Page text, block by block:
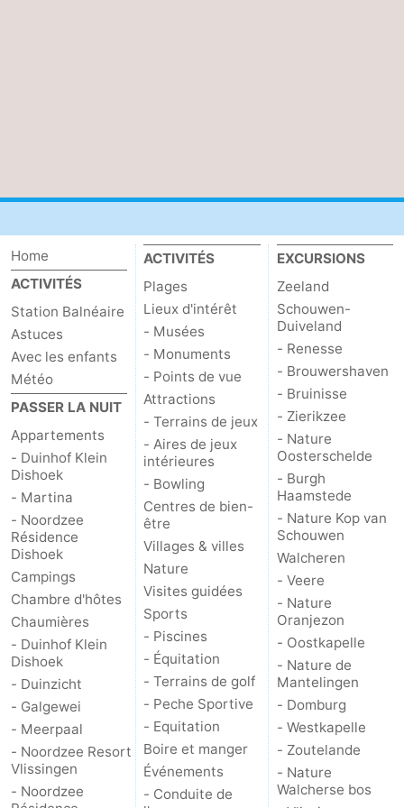
van
Schouwen
Veere
-
Nature
Oranjezon
-
Oostkapelle
-
Nature
de
Mantelingen
-
Domburg
-
Westkapelle
-
Zoutelande
-
Nature
Walcherse
bos
-
Vlissingen
-
Middelburg
Zeeuws-
Vlaanderen
-
Nieuwvliet
-
Sluis
-
Cadzand
Nature
Het
Météo
Contact
Home
ACTIVITÉS
Station Balnéaire
Astuces
Avec les enfants
Météo
PASSER LA NUIT
Appartements
- Duinhof Klein
Dishoek
- Martina
- Noordzee
Résidence
Dishoek
Campings
Chambre d'hôtes
Chaumières
- Duinhof Klein
Dishoek
- Duinzicht
- Galgewei
- Meerpaal
- Noordzee Resort
Vlissingen
- Noordzee
ACTIVITÉS
Plages
Lieux d'intérêt
- Musées
- Monuments
- Points de vue
Attractions
- Terrains de jeux
- Aires de jeux
intérieures
- Bowling
Centres de bien-
être
Villages & villes
Nature
Visites guidées
Sports
- Piscines
- Équitation
- Terrains de golf
- Peche Sportive
- Equitation
Boire et manger
Événements
- Conduite de
EXCURSIONS
Zeeland
Schouwen-
Duiveland
- Renesse
- Brouwershaven
- Bruinisse
- Zierikzee
- Nature
Oosterschelde
- Burgh
Haamstede
- Nature Kop van
Schouwen
Walcheren
- Veere
- Nature
Oranjezon
- Oostkapelle
- Nature de
Mantelingen
- Domburg
- Westkapelle
- Zoutelande
- Nature
Walcherse bos